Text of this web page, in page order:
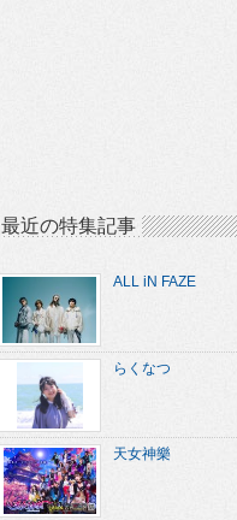
最近の特集記事
ALL iN FAZE
らくなつ
天女神樂